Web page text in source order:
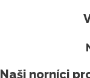
Naši norníci